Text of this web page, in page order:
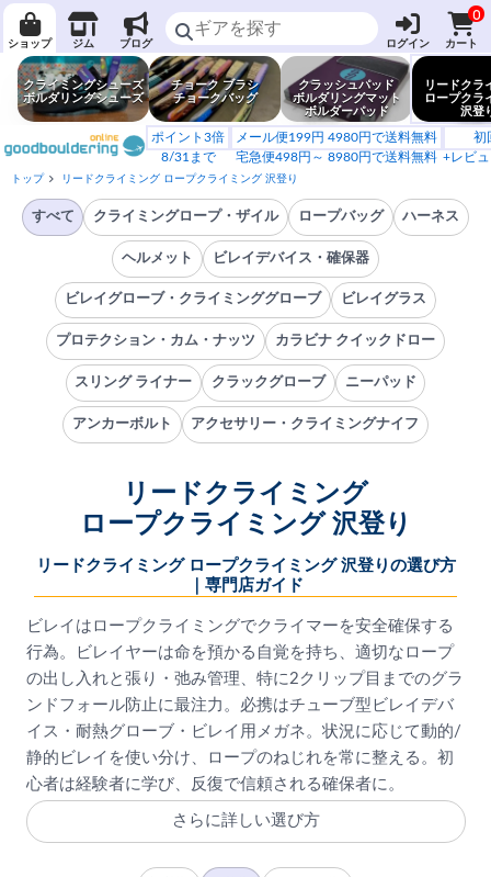
ショップ ジム ブログ ログイン
0
カート
クライミングシューズ
ボルダリングシューズ
チョーク ブラシ
チョークバッグ
クラッシュパッド
ボルダリングマット
ボルダーパッド
リードクラ
ロープクラ
沢登
ポイント3倍
8/31まで
メール便199円 4980円で送料無料
宅急便498円～ 8980円で送料無料
初
+レビ
トップ リードクライミング ロープクライミング 沢登り
すべて クライミングロープ・ザイル ロープバッグ ハーネス
ヘルメット ビレイデバイス・確保器
ビレイグローブ・クライミンググローブ ビレイグラス
プロテクション・カム・ナッツ カラビナ クイックドロー
スリング ライナー クラックグローブ ニーパッド
アンカーボルト アクセサリー・クライミングナイフ
リードクライミング
ロープクライミング 沢登り
リードクライミング ロープクライミング 沢登りの選び方
｜専門店ガイド
ビレイはロープクライミングでクライマーを安全確保する
行為。ビレイヤーは命を預かる自覚を持ち、適切なロープ
の出し入れと張り・弛み管理、特に2クリップ目までのグラ
ンドフォール防止に最注力。必携はチューブ型ビレイデバ
イス・耐熱グローブ・ビレイ用メガネ。状況に応じて動的/
静的ビレイを使い分け、ロープのねじれを常に整える。初
心者は経験者に学び、反復で信頼される確保者に。
さらに詳しい選び方